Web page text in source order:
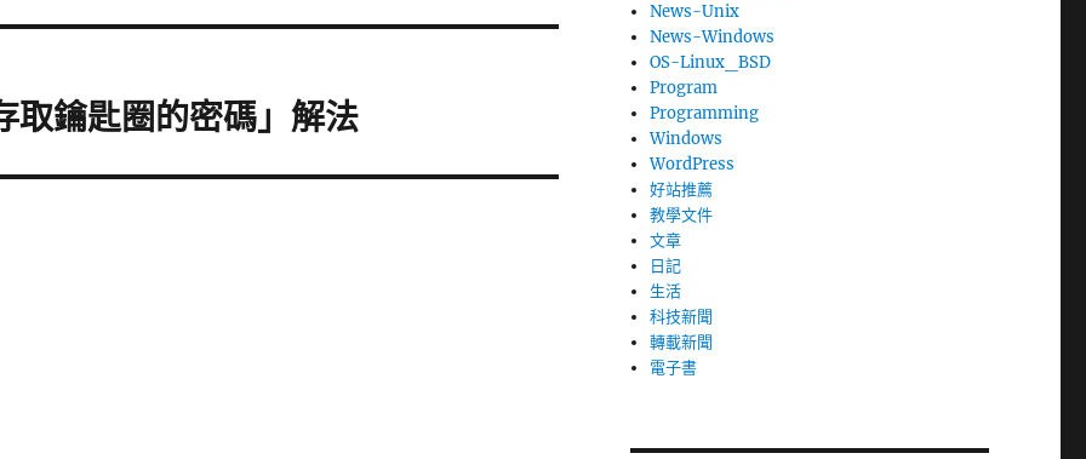
鑰匙圈的密碼」解法
News-Unix
News-Windows
OS-Linux_BSD
Program
Programming
Windows
WordPress
好站推薦
教學文件
文章
日記
生活
科技新聞
轉載新聞
電子書